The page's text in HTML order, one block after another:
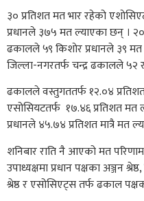
३० प्रतिशत मत भार रहेको
प्रधानले ३७५ मत ल्याएका छन् ।
ढकालले ५९ किशाेर प्रधानले ३९
जिल्ला-नगरतर्फ चन्द्र ढकालले ५२
ढकालले वस्तुगततर्फ १२.०४
एसोसियटतर्फ १७.४६ प्रतिशत मत
प्रधानले ४५.७४ प्रतिशत मात्रै मत
शनिबार राति नै आएको मत
उपाध्यक्षमा प्रधान पक्षका अञ्जन
श्रेष्ठ र एसोसिएट्स तर्फ ढकाल